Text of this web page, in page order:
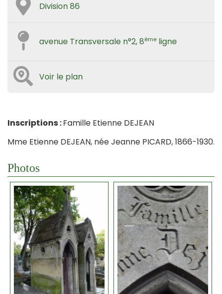
Division 86
avenue Transversale n°2, 8ème ligne
Voir le plan
Inscriptions :Famille Etienne DEJEAN
Mme Etienne DEJEAN, née Jeanne PICARD, 1866-1930.
Photos